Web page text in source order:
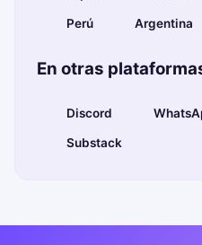
🇵🇪 Perú 🇦🇷 Argentina
En otras
🎮 Discord 💬
📰 Substack